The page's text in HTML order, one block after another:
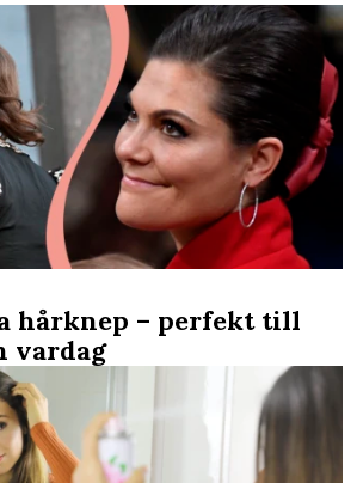
hårknep – perfekt till
vardag